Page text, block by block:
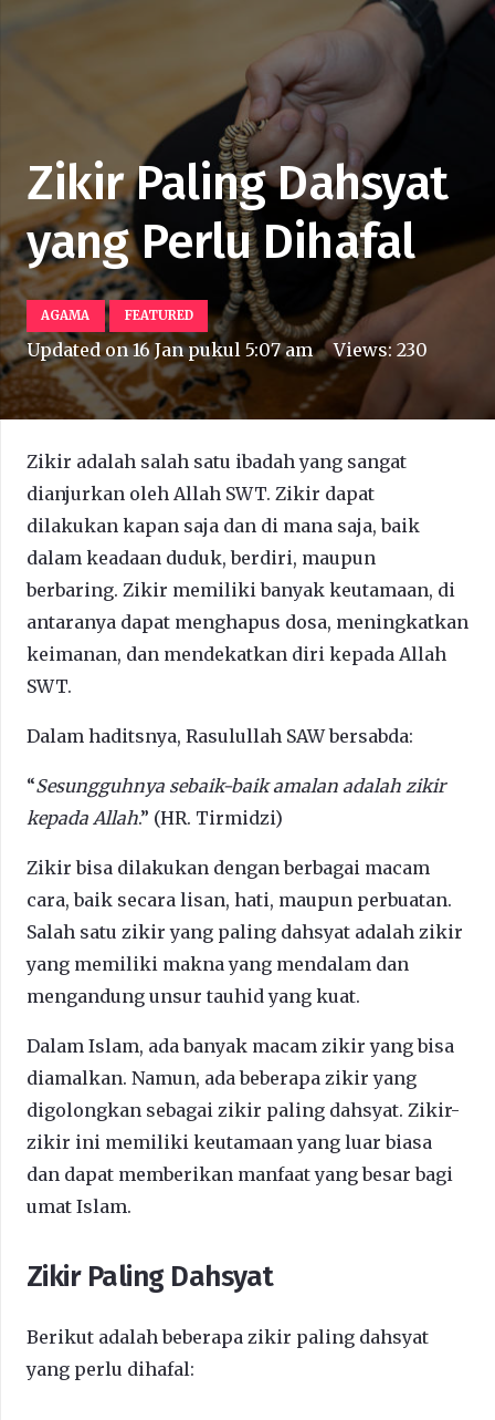
Zikir Paling Dahsyat
yang Perlu Dihafal
AGAMA FEATURED
Updated on16 Jan pukul 5:07 am Views:230
Zikir adalah salah satu ibadah yang sangat
dianjurkan oleh Allah SWT. Zikir dapat
dilakukan kapan saja dan di mana saja, baik
dalam keadaan duduk, berdiri, maupun
berbaring. Zikir memiliki banyak keutamaan, di
antaranya dapat menghapus dosa, meningkatkan
keimanan, dan mendekatkan diri kepada Allah
SWT.
Dalam haditsnya, Rasulullah SAW bersabda:
“Sesungguhnya sebaik-baik amalan adalah zikir
kepada Allah.” (HR. Tirmidzi)
Zikir bisa dilakukan dengan berbagai macam
cara, baik secara lisan, hati, maupun perbuatan.
Salah satu zikir yang paling dahsyat adalah zikir
yang memiliki makna yang mendalam dan
mengandung unsur tauhid yang kuat.
Dalam Islam, ada banyak macam zikir yang bisa
diamalkan. Namun, ada beberapa zikir yang
digolongkan sebagai zikir paling dahsyat. Zikir-
zikir ini memiliki keutamaan yang luar biasa
dan dapat memberikan manfaat yang besar bagi
umat Islam.
Zikir Paling Dahsyat
Berikut adalah beberapa zikir paling dahsyat
yang perlu dihafal: